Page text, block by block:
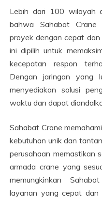
Lebih dari 100 wilayah
bahwa Sahabat Crane
proyek dengan cepat
ini dipilih untuk
kecepatan respon
Dengan jaringan yang
menyediakan solusi
waktu dan dapat
Sahabat Crane
kebutuhan unik dan
perusahaan memastikan
armada crane yang
memungkinkan
layanan yang cepat dan